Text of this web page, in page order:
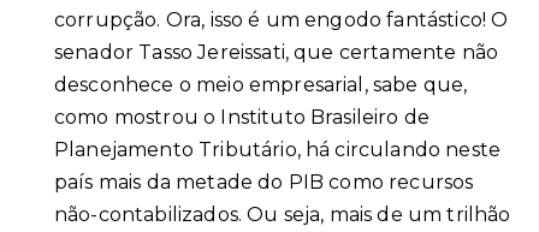
corrupção. Ora, isso é um engodo fantástico! O
senador Tasso Jereissati, que certamente não
desconhece o meio empresarial, sabe que,
como mostrou o Instituto Brasileiro de
Planejamento Tributário, há circulando neste
país mais da metade do PIB como recursos
não-contabilizados. Ou seja, mais de um trilhão